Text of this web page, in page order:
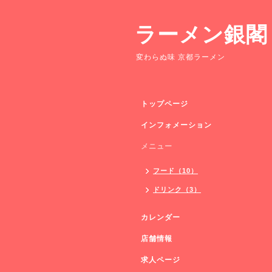
ラーメン銀閣
変わらぬ味 京都ラーメン
トップページ
インフォメーション
メニュー
フード（10）
ドリンク（3）
カレンダー
店舗情報
求人ページ